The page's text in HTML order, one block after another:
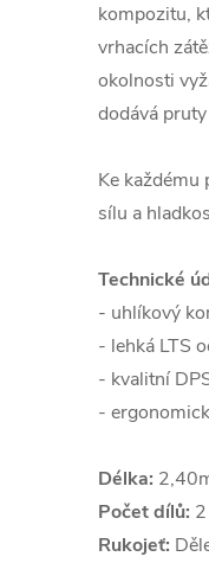
kompozitu,
vrhacích
okolnosti
dodává
Ke
sílu a
Technické
- uhlíkový
- lehká LTS
- kvalitní
-
Délka:
Počet dílů: 2
Rukojeť: